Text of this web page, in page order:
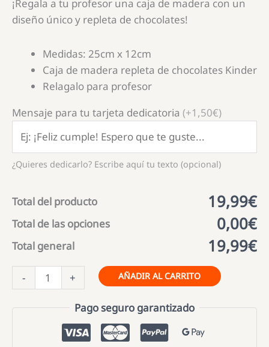
original
era:
24,99€.
actual
19,99€.
¡Regala a tu profesor una caja de madera con un
diseño único y repleta de chocolates!
Medidas: 25cm x 12cm
Caja de madera repleta de chocolates Kinder
Relagalo para profesor
Mensaje para tu tarjeta dedicatoria (+1,50€)
¿Quieres dedicarlo? Escribe aquí tu texto (opcional)
Total del producto 19,99€
Total de las opciones 0,00€
Total general 19,99€
-
para
profesores
+ AÑADIR AL CARRITO
Pago seguro garantizado